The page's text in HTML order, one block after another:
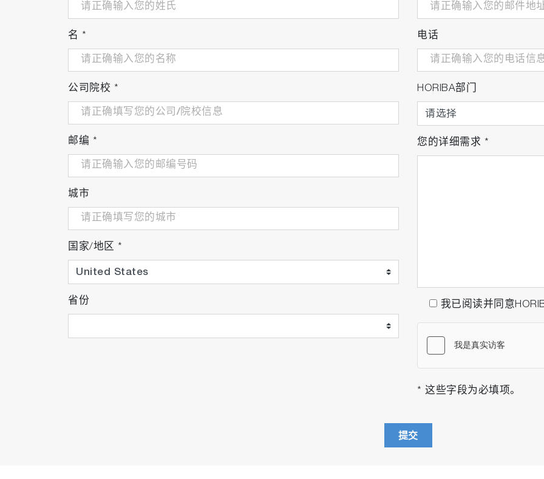
名 *
公司院校 *
邮编 *
城市
国家/地区 *
省份
电话
HORIBA部门
您的详细需求 *
我已阅读并同意
* 这些字段为必填项。
提交